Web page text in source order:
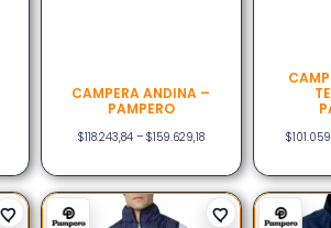
CAMPERA ANDINA –
PAMPERO
$118.243,84 – $159.629,18 $